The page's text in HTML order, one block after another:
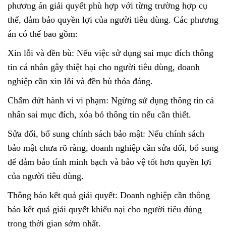
phương án giải quyết phù hợp với từng trường hợp cụ
thể, đảm bảo quyền lợi của người tiêu dùng. Các phương
án có thể bao gồm:
Xin lỗi và đền bù: Nếu việc sử dụng sai mục đích thông
tin cá nhân gây thiệt hại cho người tiêu dùng, doanh
nghiệp cần xin lỗi và đền bù thỏa đáng.
Chấm dứt hành vi vi phạm: Ngừng sử dụng thông tin cá
nhân sai mục đích, xóa bỏ thông tin nếu cần thiết.
Sửa đổi, bổ sung chính sách bảo mật: Nếu chính sách
bảo mật chưa rõ ràng, doanh nghiệp cần sửa đổi, bổ sung
để đảm bảo tính minh bạch và bảo vệ tốt hơn quyền lợi
của người tiêu dùng.
Thông báo kết quả giải quyết: Doanh nghiệp cần thông
báo kết quả giải quyết khiếu nại cho người tiêu dùng
trong thời gian sớm nhất.